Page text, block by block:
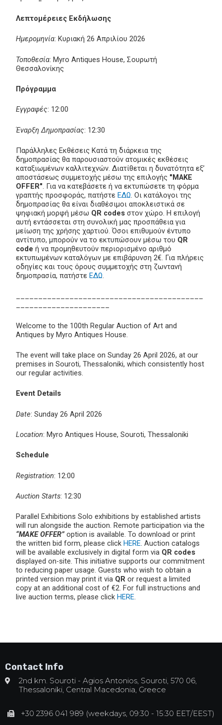
Λεπτομέρειες Εκδήλωσης
Ημερομηνία: Κυριακή 26 Απριλίου 2026
Τοποθεσία: Myro Antiques House, Σουρωτή
Θεσσαλονίκης
Πρόγραμμα
Εγγραφές: 12:00
Έναρξη Δημοπρασίας: 12:30
Παράλληλες Εκθέσεις Κατά τη διάρκεια της
δημοπρασίας θα παρουσιαστούν ατομικές εκθέσεις
καταξιωμένων καλλιτεχνών. Διατίθεται η δυνατότητα εξ’
αποστάσεως συμμετοχής μέσω της επιλογής "MAKE
OFFER". Για να κατεβάσετε ή να εκτυπώσετε τη φόρμα
γραπτής προσφοράς, πατήστε ΕΔΩ. Οι κατάλογοι της
δημοπρασίας θα είναι διαθέσιμοι αποκλειστικά σε
ψηφιακή μορφή μέσω QR codes στον χώρο. Η επιλογή
αυτή εντάσσεται στη συνολική μας προσπάθεια για
μείωση της χρήσης χαρτιού. Όσοι επιθυμούν έντυπο
αντίτυπο, μπορούν να το εκτυπώσουν μέσω του QR
code ή να προμηθευτούν περιορισμένο αριθμό
εκτυπωμένων καταλόγων με επιβάρυνση 2€. Για πλήρεις
οδηγίες και τους όρους συμμετοχής στη ζωντανή
δημοπρασία, πατήστε ΕΔΩ.
Welcome to the 100th Regular Auction of Art and
Antiques by Myro Antiques House.
The event will take place on Sunday 26 April 2026, at our
premises in Souroti, Thessaloniki, which consistently host
our regular activities.
Event Details
Date: Sunday 26 April 2026
Location: Myro Antiques House, Souroti, Thessaloniki
Schedule
Registration: 12:00
Auction Starts: 12:30
Parallel Exhibitions Solo exhibitions by established artists
will run alongside the auction. Remote participation via the
“MAKE OFFER”option is available. To download or print
the written bid form, please click HERE. Auction catalogs
will be available exclusively in digital form via QR codes
displayed on-site. This initiative supports our commitment
to reducing paper usage. Guests who wish to obtain a
printed version may print it via QR or request a limited
copy at an additional cost of €2. For full instructions and
live auction terms, please click HERE.
Contact Info
2nd km. Souroti - Agios Antonios, Souroti, 570 06,
Thessaloniki, Central Macedonia, Greece
+30 2396 041 989 (weekdays, 09:30 - 15:30 EET/EEST)